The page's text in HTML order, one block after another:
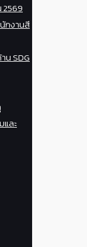
2569
นักงานสี
น SDG
และ